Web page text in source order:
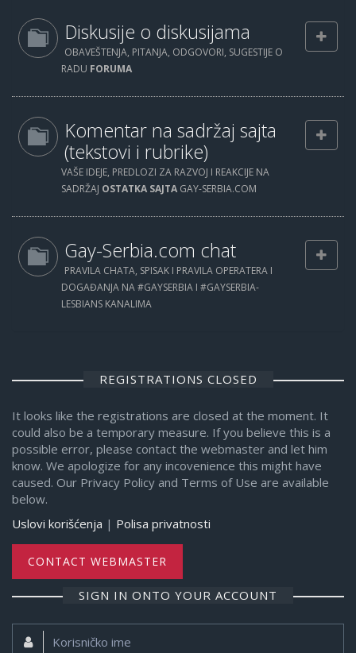
Diskusije o diskusijama
OBAVEŠTENJA, PITANJA, ODGOVORI, SUGESTIJE O
RADU FORUMA
Komentar na sadržaj sajta
(tekstovi i rubrike)
VAŠE IDEJE, PREDLOZI ZA RAZVOJ I REAKCIJE NA
SADRŽAJ OSTATKA SAJTA GAY-SERBIA.COM
Gay-Serbia.com chat
PRAVILA CHATA, SPISAK I PRAVILA OPERATERA I
DOGAĐANJA NA #GAYSERBIA I #GAYSERBIA-
LESBIANS KANALIMA
REGISTRATIONS CLOSED
It looks like the registrations are closed at the moment. It
could also be a temporary measure. If you believe this is a
possible error, please contact the webmaster and let him
know. We apologize for any incovenience this might have
caused. Our Privacy Policy and Terms of Use are available
below.
Uslovi korišćenja | Polisa privatnosti
CONTACT WEBMASTER
SIGN IN ONTO YOUR ACCOUNT
Korisničko